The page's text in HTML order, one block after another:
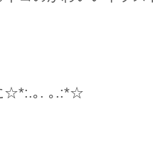
☆*:.｡. ｡.:*☆